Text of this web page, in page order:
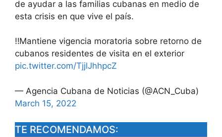
de ayudar a las familias cubanas en medio de
esta crisis en que vive el país.
‼Mantiene vigencia moratoria sobre retorno de
cubanos residentes de visita en el exterior
pic.twitter.com/TjjlJhhpcZ
— Agencia Cubana de Noticias (@ACN_Cuba)
March 15, 2022
TE RECOMENDAMOS: